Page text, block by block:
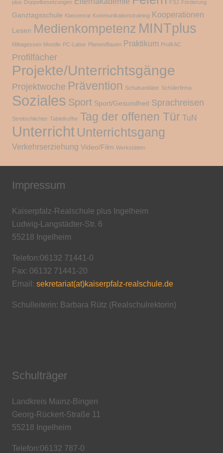
plus Doppelbesetzungen FSJ Förderung
Ganztagsschule Klassenrat Kommunikationstraining Kooperationen
Lesen Medienkompetenz MINTplus
Mittagessen Moodle PC-Labor Planen/Bauen Praktikum Profil AC
Profilfächer
Projekte/Unterrichtsgänge
Projektwoche Prävention Schulsanitäter Schülerfirma
Soziales Sport Sport/Gesundheit Sprachreisen
Streitschlichter Tabletkoffer Tag der offenen Tür TuN
Unterricht Unterrichtsgang
Verkehrserziehung Video/Film Werkstätten
Impressum
Kaiserpfalz-Realschule plus Ingelheim
Ludwig-Langstädter-Str. 6
55218 Ingelheim
Telefon:06132 71441-0
Fax: 06132 71441-20
Email: sekretariat(at)kaiserpfalz-realschule.de
Schulleiterin: Barbara Rütz (Realschulrektorin)
Schulträger
Landkreis Mainz-Bingen
Georg-Rückert-Straße 11
55218 Ingelheim
Telefon:06132 787-0